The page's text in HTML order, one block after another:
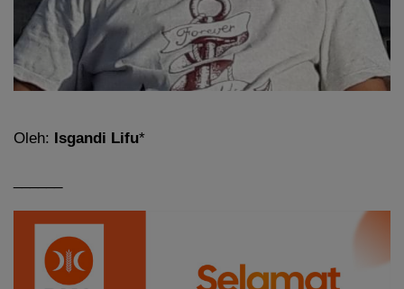
Oleh: Isgandi Lifu*